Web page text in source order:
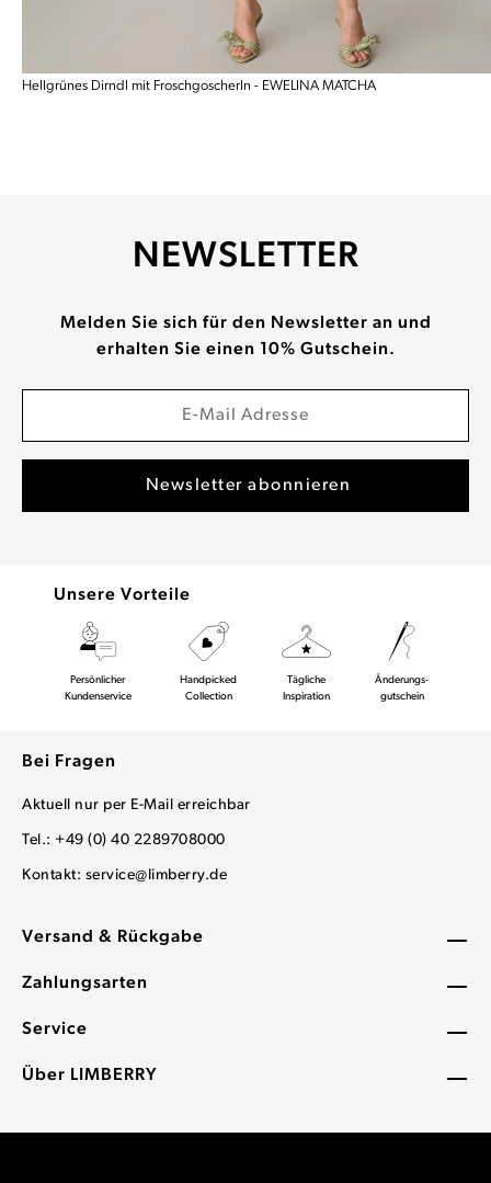
Hellgrünes Dirndl mit Froschgoscherln - EWELINA MATCHA
Versand & Rückgabe
Zahlungsarten
Service
Über LIMBERRY
NEWSLETTER
Melden Sie sich für den Newsletter an und
erhalten Sie einen 10% Gutschein.
Unsere Vorteile
Persönlicher
Kundenservice
Handpicked
Collection
Tägliche
Inspiration
Änderungs-
gutschein
Bei Fragen
Aktuell nur per E-Mail erreichbar
Tel.: +49 (0) 40 2289708000
Kontakt: service@limberry.de